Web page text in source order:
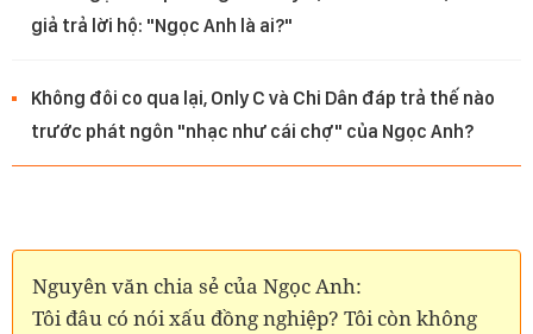
giả trả lời hộ: "Ngọc Anh là ai?"
Không đôi co qua lại, Only C và Chi Dân đáp trả thế nào
trước phát ngôn "nhạc như cái chợ" của Ngọc Anh?
Nguyên văn chia sẻ của Ngọc Anh:
Tôi đâu có nói xấu đồng nghiệp? Tôi còn không